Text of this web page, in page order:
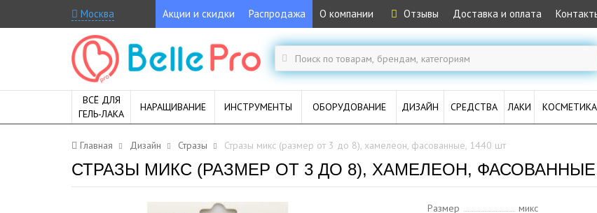
Москва Акции и скидки Распродажа О компании Отзывы Доставка и оплата
ВСЁ ДЛЯ
ГЕЛЬ-ЛАКА
НАРАЩИВАНИЕ ИНСТРУМЕНТЫ ОБОРУДОВАНИЕ ДИЗАЙН СРЕДСТВА ЛАКИ КОСМЕТИКА
Главная Дизайн Стразы Стразы микс (размер от 3 до 8), хамелеон, фасованные, 1440 шт
СТРАЗЫ МИКС (РАЗМЕР ОТ 3 ДО 8), ХАМЕЛЕОН,
Размер
микс